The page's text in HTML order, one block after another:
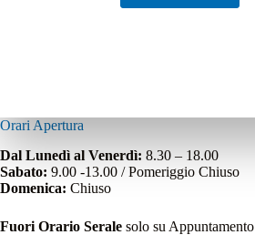
Orari Apertura
Dal Lunedì al Venerdì: 8.30 – 18.00
Sabato: 9.00 -13.00 / Pomeriggio Chiuso
Domenica: Chiuso
Fuori Orario Serale solo su Appuntamento